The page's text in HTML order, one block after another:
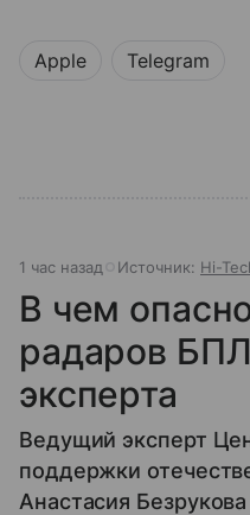
Apple Telegram
1 час назад Источник: Hi-
В чем
радаров
эксперта
Ведущий эксперт
поддержки
Анастасия